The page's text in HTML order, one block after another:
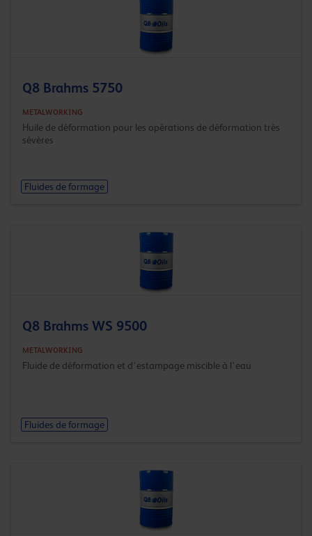
Q8 Brahms 5750
METALWORKING
Huile de déformation pour les opérations de déformation très
sévères
Fluides de formage
Q8 Brahms WS 9500
METALWORKING
Fluide de déformation et d'estampage miscible à l'eau
Fluides de formage